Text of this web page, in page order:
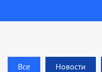
Все Новости